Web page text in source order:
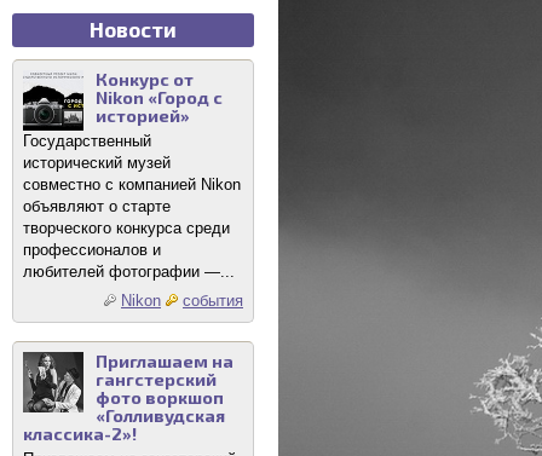
Новости
Конкурс от
Nikon «Город с
историей»
Государственный
исторический музей
совместно с компанией Nikon
объявляют о старте
творческого конкурса среди
профессионалов и
любителей фотографии —...
Nikon
события
Приглашаем на
гангстерский
фото воркшоп
«Голливудская
классика-2»!